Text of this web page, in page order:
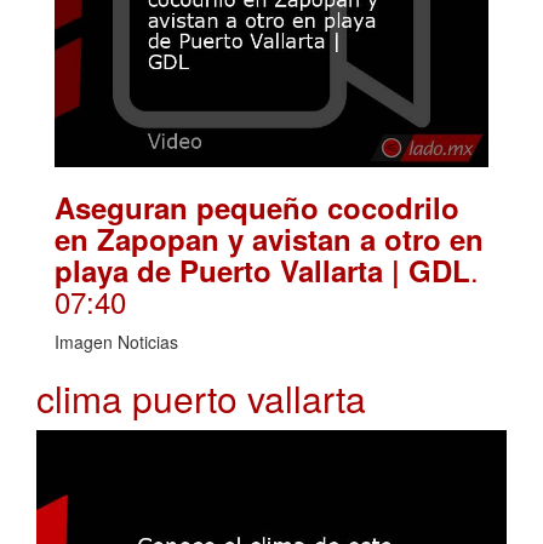
Aseguran pequeño cocodrilo
en Zapopan y avistan a otro en
playa de Puerto Vallarta | GDL.
07:40
Imagen Noticias
clima puerto vallarta